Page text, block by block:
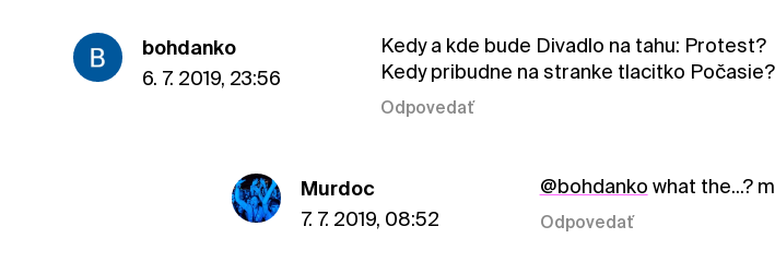
bohdanko
6. 7. 2019, 23:56
Kedy a kde bude Divadlo na tahu: Protest?
Kedy pribudne na stranke tlacitko Počasie?
Odpovedať
Murdoc
7. 7. 2019, 08:52
@bohdanko what the...?
Odpovedať